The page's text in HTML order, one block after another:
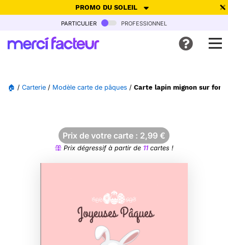
PROMO DU SOLEIL
-30% de réduction avec le code SUMMER26pour envoyer des
Ne plus afficher
particulier professionnel
🏠 / Carterie / Modèle carte de pâques / Carte lapin mignon sur
Prix de votre carte : 2,99 €
Prix dégressif à partir de 11cartes !